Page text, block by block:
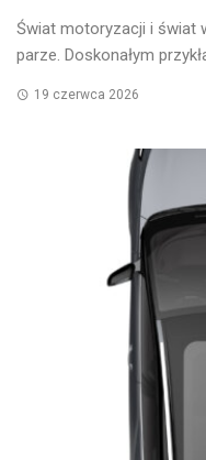
Świat motoryzacji i świat
parze. Doskonałym
19 czerwca 2026